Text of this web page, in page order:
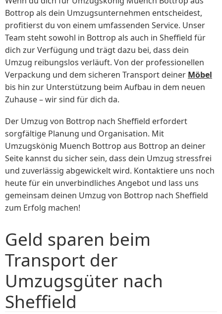
Bottrop als dein Umzugsunternehmen entscheidest,
profitierst du von einem umfassenden Service. Unser
Team steht sowohl in Bottrop als auch in Sheffield für
dich zur Verfügung und trägt dazu bei, dass dein
Umzug reibungslos verläuft. Von der professionellen
Verpackung und dem sicheren Transport deiner Möbel
bis hin zur Unterstützung beim Aufbau in dem neuen
Zuhause – wir sind für dich da.
Der Umzug von Bottrop nach Sheffield erfordert
sorgfältige Planung und Organisation. Mit
Umzugskönig Muench Bottrop aus Bottrop an deiner
Seite kannst du sicher sein, dass dein Umzug stressfrei
und zuverlässig abgewickelt wird. Kontaktiere uns noch
heute für ein unverbindliches Angebot und lass uns
gemeinsam deinen Umzug von Bottrop nach Sheffield
zum Erfolg machen!
Geld sparen beim
Transport der
Umzugsgüter nach
Sheffield